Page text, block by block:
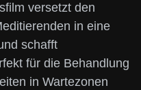
versetzt den
in eine
schafft
für die Behandlung
in Wartezonen